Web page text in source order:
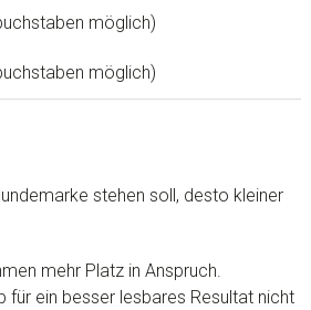
möglich)
möglich)
stehen soll, desto kleiner
mehr Platz in Anspruch.
für ein besser lesbares Resultat nicht